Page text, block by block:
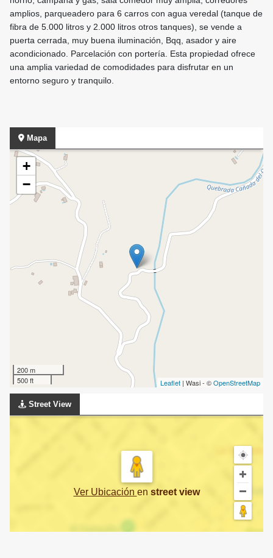
amplios, parqueadero para 6 carros con agua veredal (tanque de
fibra de 5.000 litros y 2.000 litros otros tanques), se vende a
puerta cerrada, muy buena iluminación, Bqq, asador y aire
acondicionado. Parcelación con portería. Esta propiedad ofrece
una amplia variedad de comodidades para disfrutar en un
entorno seguro y tranquilo.
Mapa
+
−
200 m
500 ft
Leaflet | Wasi - ©OpenStreetMap
Street View
Ver Ubicación en street view